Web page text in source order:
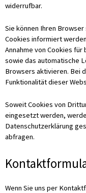
widerrufbar.
Sie können Ihren
Cookies informiert
Annahme von Cookies
sowie das automatische
Browsers aktivieren. Bei
Funktionalität dieser
Soweit Cookies von
eingesetzt werden,
Datenschutzerklärung
abfragen.
Wenn Sie uns per